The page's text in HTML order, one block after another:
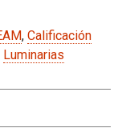
, Calificación
Luminarias